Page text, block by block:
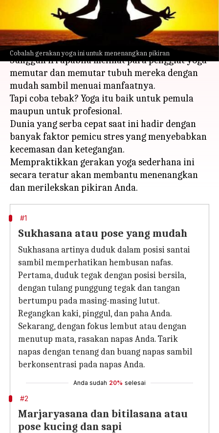
Cobalah gerakan yoga ini untuk menenangkan pikiran
Handoko Mar 23, 2023 12:19 pm
Apa ceritanya
Sungguh iri apabila melihat para penggiat yoga
memutar dan memutar tubuh mereka dengan
mudah sambil menuai manfaatnya.
Tapi coba tebak? Yoga itu baik untuk pemula
maupun untuk profesional.
Dunia yang serba cepat saat ini hadir dengan
banyak faktor pemicu stres yang menyebabkan
kecemasan dan ketegangan.
Mempraktikkan gerakan yoga sederhana ini
secara teratur akan membantu menenangkan
#1
Sukhasana atau pose yang mudah
Sukhasana artinya duduk dalam posisi santai
sambil memperhatikan hembusan nafas.
Pertama, duduk tegak dengan posisi bersila,
dengan tulang punggung tegak dan tangan
bertumpu pada masing-masing lutut.
Regangkan kaki, pinggul, dan paha Anda.
Sekarang, dengan fokus lembut atau dengan
menutup mata, rasakan napas Anda. Tarik
napas dengan tenang dan buang napas sambil
berkonsentrasi pada napas Anda.
Anda sudah 20% selesai
#2
Marjaryasana dan bitilasana atau
pose kucing dan sapi